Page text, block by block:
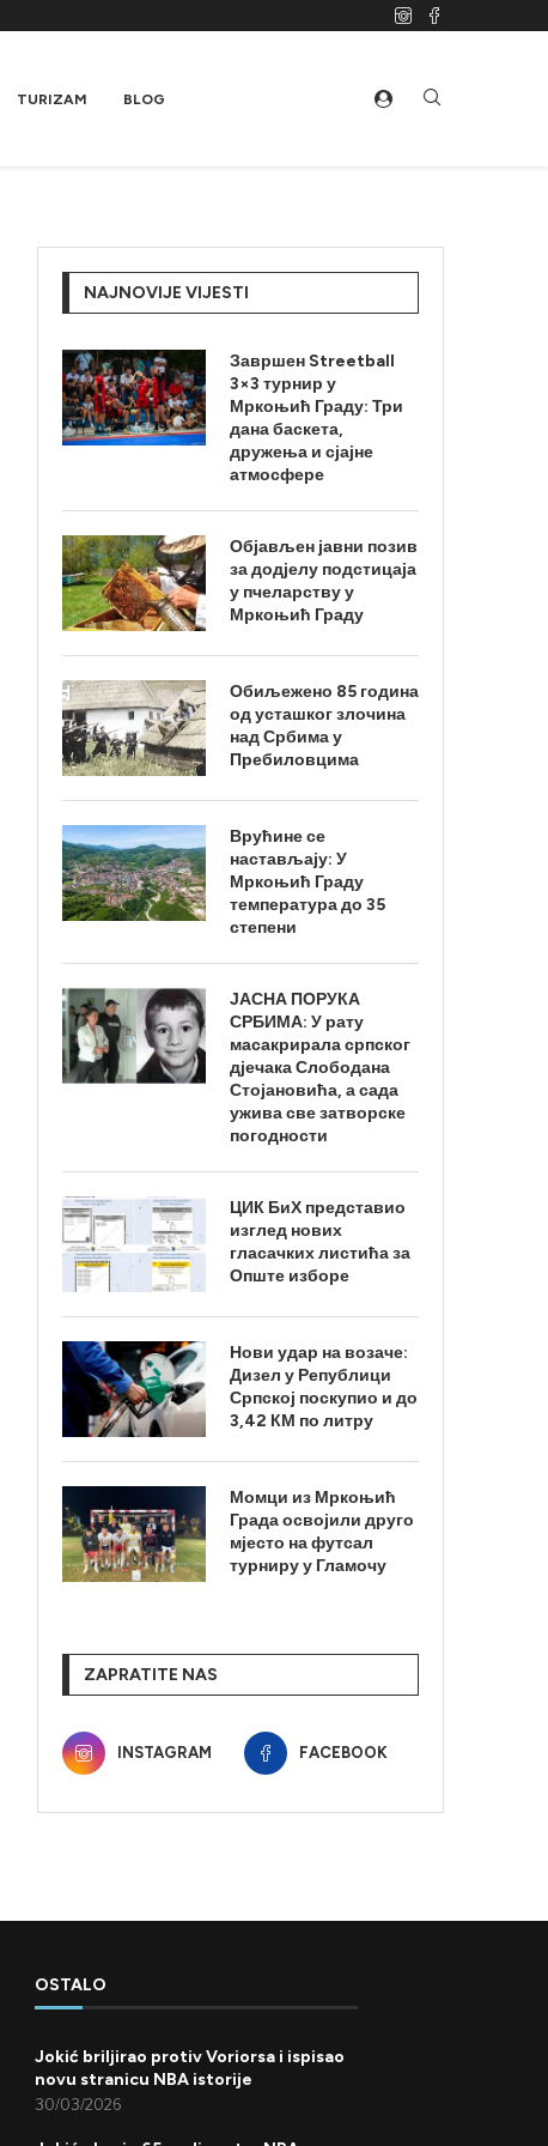
TURIZAM BLOG
NAJNOVIJE VIJESTI
Завршен Streetball
3×3 турнир у
Мркоњић Граду: Три
дана баскета,
дружења и сјајне
атмосфере
Објављен јавни позив
за додјелу подстицаја
у пчеларству у
Мркоњић Граду
Обиљежено 85 година
од усташког злочина
над Србима у
Пребиловцима
Врућине се
настављају: У
Мркоњић Граду
температура до 35
степени
ЈАСНА ПОРУКА
СРБИМА: У рату
масакрирала српског
дјечака Слободана
Стојановића, а сада
ужива све затворске
погодности
ЦИК БиХ представио
изглед нових
гласачких листића за
Опште изборе
Нови удар на возаче:
Дизел у Републици
Српској поскупио и до
3,42 КМ по литру
Момци из Мркоњић
Града освојили друго
мјесто на футсал
турниру у Гламочу
ZAPRATITE NAS
INSTAGRAM FACEBOOK
OSTALO
Jokić briljirao protiv Voriorsa i ispisao
novu stranicu NBA istorije
30/03/2026